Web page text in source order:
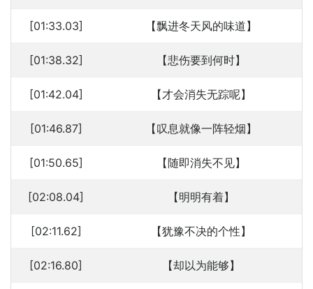
[01:33.03] 【飘进冬天风的味道】
[01:38.32] 【悲伤要到何时】
[01:42.04] 【才会消失无踪呢】
[01:46.87] 【叹息就像一阵轻烟】
[01:50.65] 【随即消失不见】
[02:08.04] 【明明有着】
[02:11.62] 【犹豫不决的个性】
[02:16.80] 【却以为能够】